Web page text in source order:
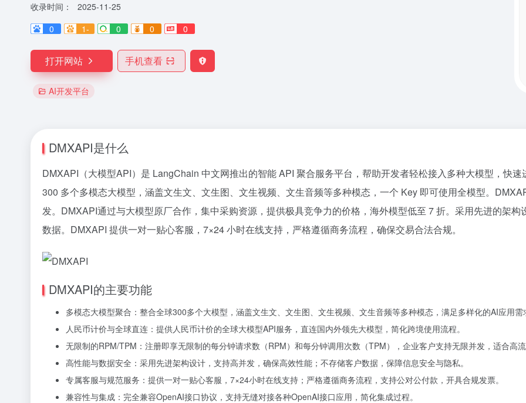
收录时间：
2025-11-25
0
1- 0 0 0
打开网站 手机查看
AI开发平台
DMXAPI是什么
DMXAPI（大模型API）是 LangChain 中文网推出的智能 API 聚合服务平台，帮助开发者轻松接入多种大模型，快
300 多个多模态大模型，涵盖文生文、文生图、文生视频、文生音频等多种模态，一个 Key 即可使用全模型。
发。DMXAPI通过与大模型原厂合作，集中采购资源，提供极具竞争力的价格，海外模型低至 7 折。采用先进的架
数据。DMXAPI 提供一对一贴心客服，7×24 小时在线支持，严格遵循商务流程，确保交易合法合规。
DMXAPI的主要功能
多模态大模型聚合：整合全球300多个大模型，涵盖文生文、文生图、文生视频、文生音频等多种模态，满足多样化的AI应用需
人民币计价与全球直连：提供人民币计价的全球大模型API服务，直连国内外领先大模型，简化跨境使用流程。
无限制的RPM/TPM：注册即享无限制的每分钟请求数（RPM）和每分钟调用次数（TPM），企业客户支持无限并发，适合高流
高性能与数据安全：采用先进架构设计，支持高并发，确保高效性能；不存储客户数据，保障信息安全与隐私。
专属客服与规范服务：提供一对一贴心客服，7×24小时在线支持；严格遵循商务流程，支持公对公付款，开具合规发票。
兼容性与集成：完全兼容OpenAI接口协议，支持无缝对接各种OpenAI接口应用，简化集成过程。